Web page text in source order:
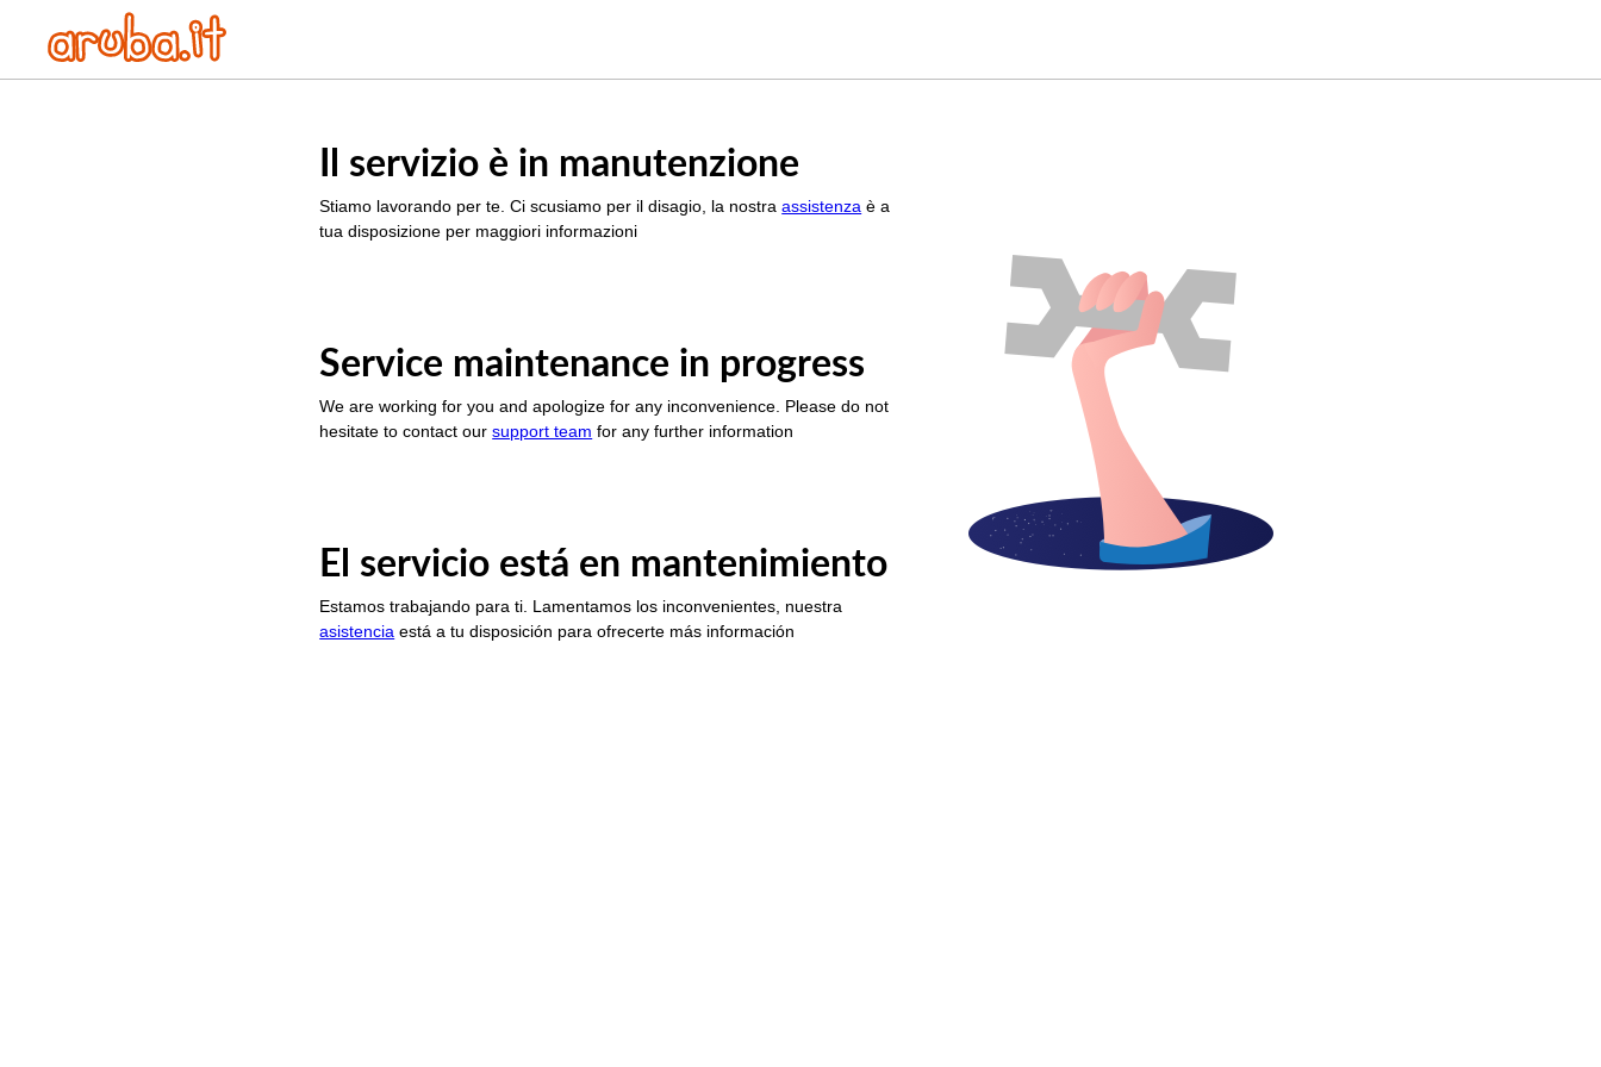
Il servizio è in manutenzione
Stiamo lavorando per te. Ci scusiamo per il disagio, la nostraassistenza è a
tua disposizione per maggiori informazioni
Service maintenance in progress
We are working for you and apologize for any inconvenience. Please do not
hesitate to contact oursupport team for any further information
El servicio está en mantenimiento
Estamos trabajando para ti. Lamentamos los inconvenientes, nuestra
asistencia está a tu disposición para ofrecerte más información